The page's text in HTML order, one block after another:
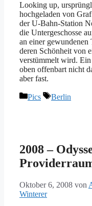
Looking up,
hochgeladen von
der U-Bahn-Station
die Untergeschosse
an einer gewundenen
deren Schönheit von
verstümmelt wird.
oben offenbart nicht
aber fast.
Kategorien
Pics Schlagwörter
Berlin
2008 –
Oktober 6, 2008 von
Winterer